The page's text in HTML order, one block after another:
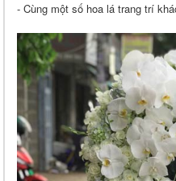
- Cùng một số hoa lá trang trí